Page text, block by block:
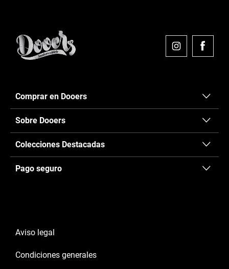
Comprar en Dooers
Sobre Dooers
Colecciones Destacadas
Pago seguro
Aviso legal
Condiciones generales